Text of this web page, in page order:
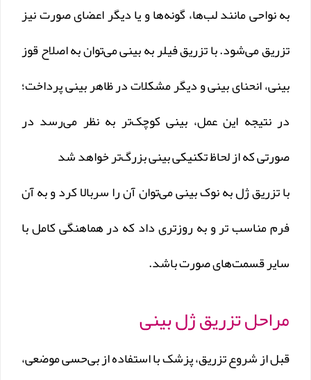
به نواحی مانند لب‌ها، گونه‌ها و یا دیگر اعضای صورت نیز
تزریق می‌شود. با تزریق فیلر به بینی می‌توان به اصلاح قوز
بینی، انحنای بینی و دیگر مشکلات در ظاهر بینی پرداخت؛
در نتیجه این عمل، بینی کوچک‌تر به نظر می‌رسد در
صورتی که از لحاظ تکنیکی بینی بزرگ‌تر خواهد‌ شد
با تزریق ژل به نوک بینی می‌توان آن را سربالا کرد و به آن
فرم مناسب تر و به روزتری داد که در هماهنگی کامل با
سایر قسمت‌های صورت باشد.
مراحل تزریق ژل بینی
قبل از شروع تزریق، پزشک با استفاده از بی‌حسی موضعی،